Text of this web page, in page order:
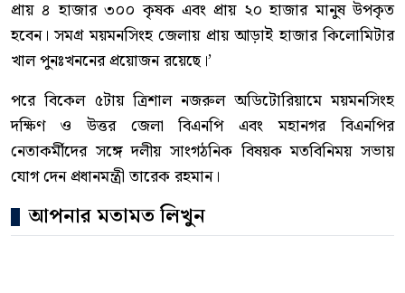
প্রায় ৪ হাজার ৩০০ কৃষক এবং প্রায় ২০ হাজার মানুষ উপকৃত
হবেন। সমগ্র ময়মনসিংহ জেলায় প্রায় আড়াই হাজার কিলোমিটার
খাল পুনঃখননের প্রয়োজন রয়েছে।’
পরে বিকেল ৫টায় ত্রিশাল নজরুল অডিটোরিয়ামে ময়মনসিংহ
দক্ষিণ ও উত্তর জেলা বিএনপি এবং মহানগর বিএনপির
নেতাকর্মীদের সঙ্গে দলীয় সাংগঠনিক বিষয়ক মতবিনিময় সভায়
যোগ দেন প্রধানমন্ত্রী তারেক রহমান।
আপনার মতামত লিখুন